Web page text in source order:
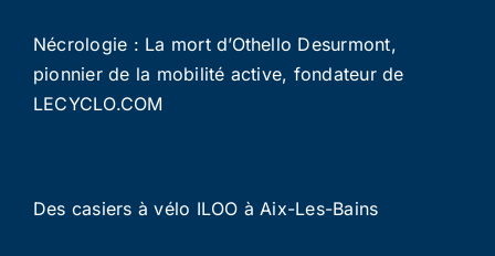
Nécrologie : La mort d’Othello Desurmont,
pionnier de la mobilité active, fondateur de
LECYCLO.COM
Des casiers à vélo ILOO à Aix-Les-Bains